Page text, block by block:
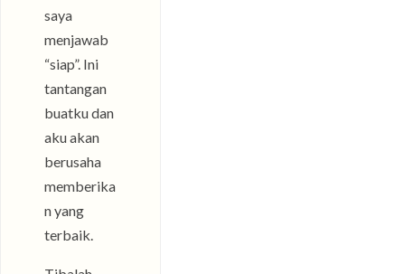
saya
menjawab
“siap”. Ini
tantangan
buatku dan
aku akan
berusaha
memberika
n yang
terbaik.